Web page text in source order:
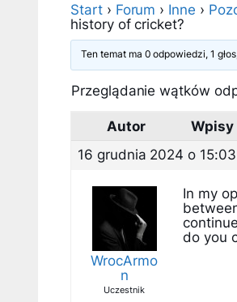
Start › Forum › Inne ›
history of cricket?
Ten temat ma 0 odpowiedzi, 1
Przeglądanie wątków
Autor
Wpisy
16 grudnia 2024 o 15:03
WrocArmo
n
Uczestnik
In my
do you